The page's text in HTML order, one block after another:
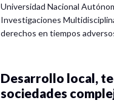
Universidad Nacional
Investigaciones
derechos en tiempos
Desarrollo local,
sociedades